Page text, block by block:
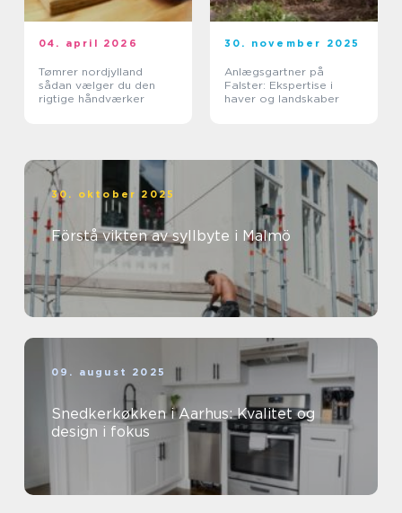
04. april 2026
Tømrer nordjylland
sådan vælger du den
rigtige håndværker
30. november 2025
Anlægsgartner på
Falster: Ekspertise i
haver og landskaber
30. oktober 2025
Förstå vikten av syllbyte i Malmö
09. august 2025
Snedkerkøkken i Aarhus: Kvalitet og
design i fokus